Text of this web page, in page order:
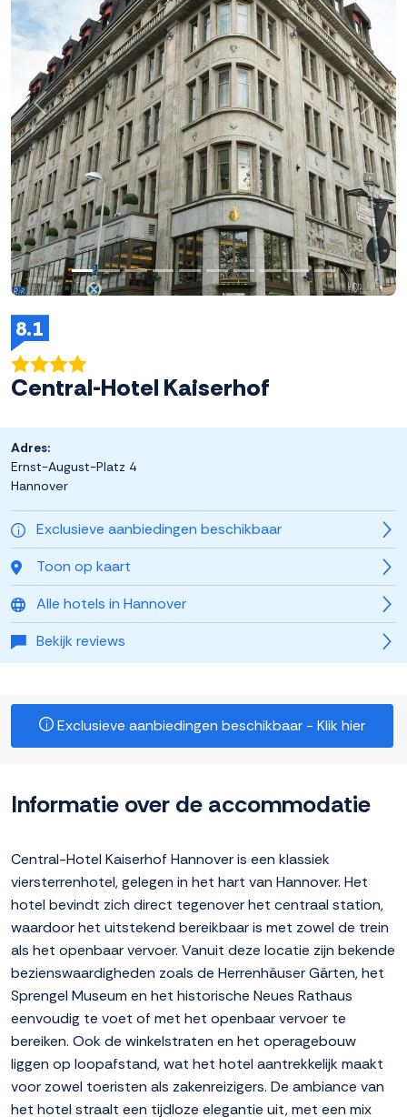
8.1
Central-Hotel Kaiserhof
Exclusieve aanbiedingen beschikbaar
Toon op kaart
Alle hotels in Hannover
Bekijk reviews
Adres:
Ernst-August-Platz 4
Hannover
Exclusieve aanbiedingen beschikbaar - Klik hier
Informatie over de accommodatie
Central-Hotel Kaiserhof Hannover is een klassiek
viersterrenhotel, gelegen in het hart van Hannover. Het
hotel bevindt zich direct tegenover het centraal station,
waardoor het uitstekend bereikbaar is met zowel de trein
als het openbaar vervoer. Vanuit deze locatie zijn bekende
bezienswaardigheden zoals de Herrenhäuser Gärten, het
Sprengel Museum en het historische Neues Rathaus
eenvoudig te voet of met het openbaar vervoer te
bereiken. Ook de winkelstraten en het operagebouw
liggen op loopafstand, wat het hotel aantrekkelijk maakt
voor zowel toeristen als zakenreizigers. De ambiance van
het hotel straalt een tijdloze elegantie uit, met een mix